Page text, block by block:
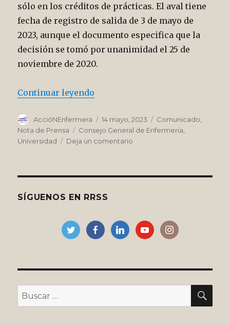
sólo en los créditos de prácticas. El aval tiene
fecha de registro de salida de 3 de mayo de
2023, aunque el documento especifica que la
decisión se tomó por unanimidad el 25 de
noviembre de 2020.
Continuar leyendo
Autor
AccióNEnfermera
Publicado
el
14 mayo, 2023 Categorías
Comunicado
Nota de Prensa
Etiquetas
Consejo General de Enfermeria
Universidad
Deja un comentario
SÍGUENOS EN RRSS
Buscar
por: